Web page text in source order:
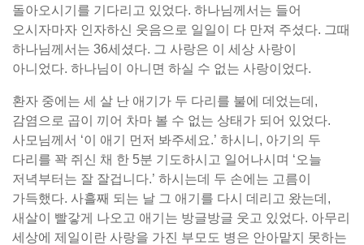
돌아오시기를 기다리고 있었다. 하나님께서는 들어
오시자마자 인자하신 웃음으로 일일이 다 만져 주셨다. 그때
하나님께서는 36세셨다. 그 사랑은 이 세상 사랑이
아니었다. 하나님이 아니면 하실 수 없는 사랑이었다.
환자 중에는 세 살 난 애기가 두 다리를 불에 데었는데,
감염으로 곱이 끼어 차마 볼 수 없는 상태가 되어 있었다.
사모님께서 ‘이 애기 먼저 봐주세요.’ 하시니, 아기의 두
다리를 꽉 쥐신 채 한 5분 기도하시고 일어나시며 ‘오늘
저녁부터는 잘 잘겁니다.’ 하시는데 두 손에는 고름이
가득했다. 사흘째 되는 날 그 애기를 다시 데리고 왔는데,
새살이 빨갛게 나오고 애기는 방글방글 웃고 있었다. 아무리
세상에 제일이란 사랑을 가진 부모도 병은 안아맡지 못하는